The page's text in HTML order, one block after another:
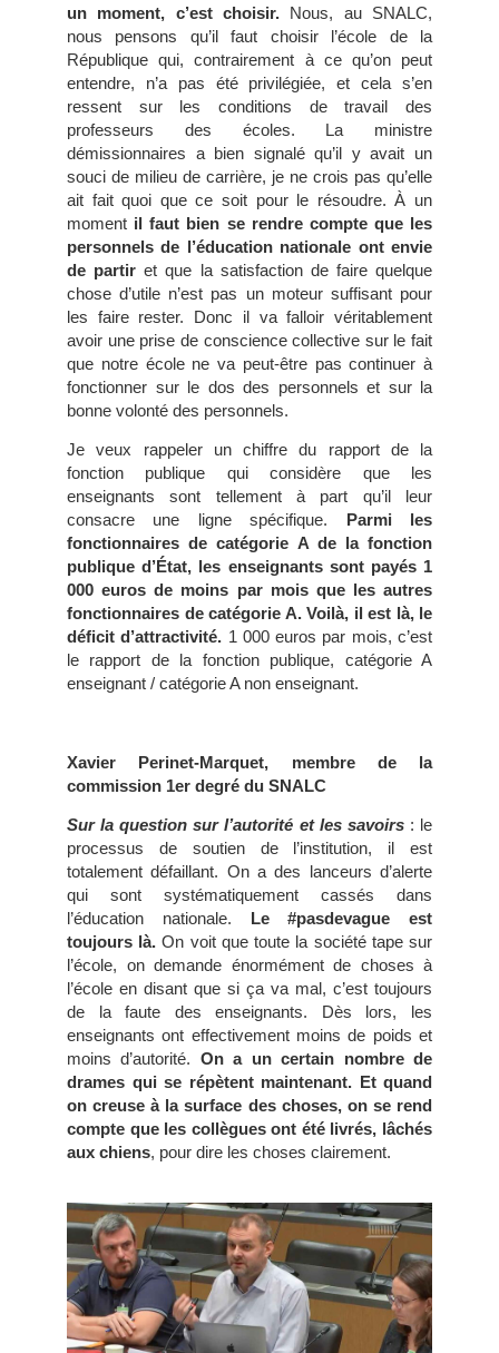
un moment, c’est choisir. Nous, au SNALC,
nous pensons qu’il faut choisir l’école de la
République qui, contrairement à ce qu’on peut
entendre, n’a pas été privilégiée, et cela s’en
ressent sur les conditions de travail des
professeurs des écoles. La ministre
démissionnaires a bien signalé qu’il y avait un
souci de milieu de carrière, je ne crois pas qu’elle
ait fait quoi que ce soit pour le résoudre. À un
moment il faut bien se rendre compte que les
personnels de l’éducation nationale ont envie
de partir et que la satisfaction de faire quelque
chose d’utile n’est pas un moteur suffisant pour
les faire rester. Donc il va falloir véritablement
avoir une prise de conscience collective sur le fait
que notre école ne va peut-être pas continuer à
fonctionner sur le dos des personnels et sur la
bonne volonté des personnels.
Je veux rappeler un chiffre du rapport de la
fonction publique qui considère que les
enseignants sont tellement à part qu’il leur
consacre une ligne spécifique. Parmi les
fonctionnaires de catégorie A de la fonction
publique d’État, les enseignants sont payés 1
000 euros de moins par mois que les autres
fonctionnaires de catégorie A. Voilà, il est là, le
déficit d’attractivité. 1 000 euros par mois, c’est
le rapport de la fonction publique, catégorie A
enseignant / catégorie A non enseignant.
Xavier Perinet-Marquet,
membre de la
commission 1er degré du SNALC
Sur la question sur l’autorité et les savoirs: le
processus de soutien de l’institution, il est
totalement défaillant. On a des lanceurs d’alerte
qui sont systématiquement cassés dans
l’éducation nationale. Le #pasdevague est
toujours là. On voit que toute la société tape sur
l’école, on demande énormément de choses à
l’école en disant que si ça va mal, c’est toujours
de la faute des enseignants. Dès lors, les
enseignants ont effectivement moins de poids et
moins d’autorité. On a un certain nombre de
drames qui se répètent maintenant. Et quand
on creuse à la surface des choses, on se rend
compte que les collègues ont été livrés, lâchés
aux chiens, pour dire les choses clairement.